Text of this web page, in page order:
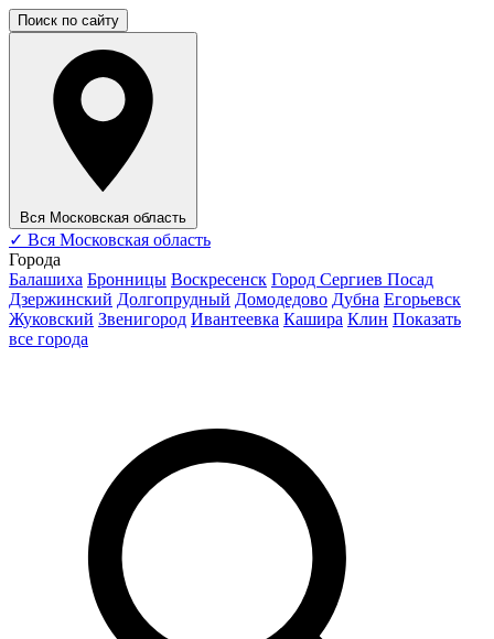
Поиск по сайту
Вся Московская область
✓ Вся Московская область
Города
Балашиха Бронницы Воскресенск Город Сергиев Посад
Дзержинский Долгопрудный Домодедово Дубна Егорьевск
Жуковский Звенигород Ивантеевка Кашира Клин Показать
все города